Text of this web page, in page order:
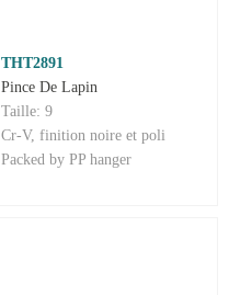
THT2891
Pince De Lapin
Taille: 9
Cr-V, finition noire et poli
Packed by PP hanger